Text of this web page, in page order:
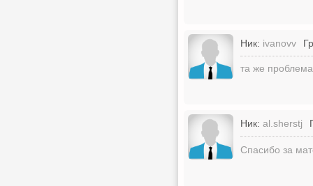
Ник: ivanovv
та же проблема
Ник: al.sherstj
Спасибо за